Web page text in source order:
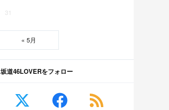
31
« 5月
坂道46LOVERをフォロー